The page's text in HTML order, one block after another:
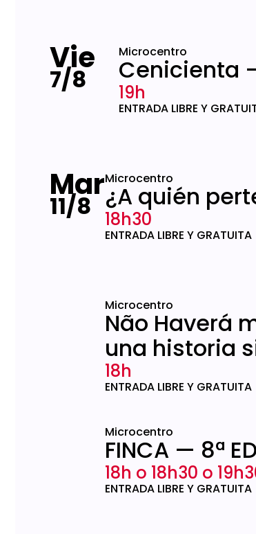
Vie
7/8
Microcentro
Cenicienta
19h
ENTRADA LIBRE Y
Mar
11/8
Microcentro
¿A quién
18h30
ENTRADA LIBRE Y GRATUITA
Microcentro
Não Haverá
una historia
18h
ENTRADA LIBRE Y GRATUITA
Microcentro
FINCA — 8ª
18h o 18h30 o
ENTRADA LIBRE Y GRATUITA